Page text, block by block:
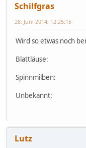
Schilfgras
28. Juni 2014, 12:25:15
Wird so etwas noch
Blattläuse:
Spinnmilben:
Unbekannt:
Lutz